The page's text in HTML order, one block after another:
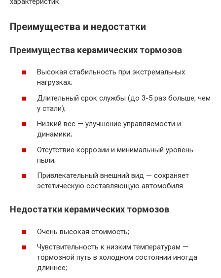
Преимущества и недостатки
Преимущества керамических тормозов
Высокая стабильность при экстремальных
нагрузках;
Длительный срок службы (до 3-5 раз больше, чем
у стали);
Низкий вес — улучшение управляемости и
динамики;
Отсутствие коррозии и минимальный уровень
пыли;
Привлекательный внешний вид — сохраняет
эстетическую составляющую автомобиля.
Недостатки керамических тормозов
Очень высокая стоимость;
Чувствительность к низким температурам —
тормозной путь в холодном состоянии иногда
длиннее;